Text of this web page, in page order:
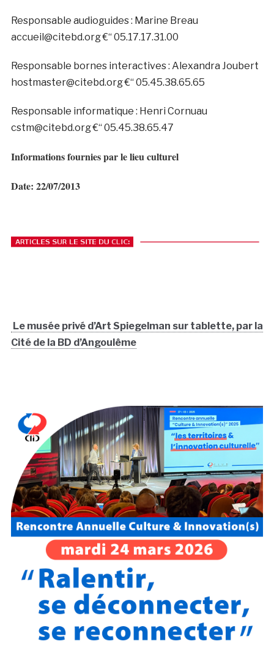
Responsable audioguides : Marine Breau
accueil@citebd.org €“ 05.17.17.31.00
Responsable bornes interactives : Alexandra Joubert
hostmaster@citebd.org €“ 05.45.38.65.65
Responsable informatique : Henri Cornuau
cstm@citebd.org €“ 05.45.38.65.47
Informations fournies par le lieu culturel
Date: 22/07/2013
Le musée privé d’Art Spiegelman sur tablette, par la
Cité de la BD d’Angoulême